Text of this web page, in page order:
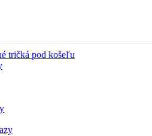
tričká pod košeľu